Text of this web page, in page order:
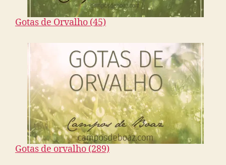
Gotas de Orvalho (45)
Gotas de orvalho (289)